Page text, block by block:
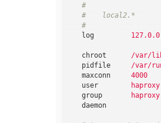
    #
#    local2.*
    #
log
chroot
/var/
pidfile
/var/
maxconn
4000
user
haproxy
group
haproxy
daemon